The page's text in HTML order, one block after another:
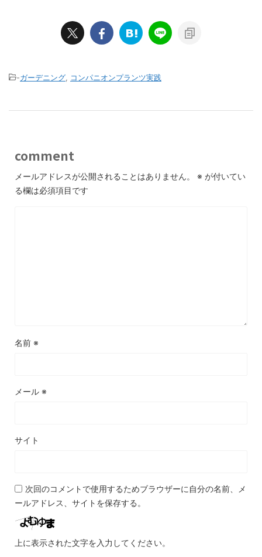
-ガーデニング コンパニオンプランツ実践
comment
メールアドレスが公開されることはありません。 ※ が付いてい
る欄は必須項目です
名前 ※
メール ※
サイト
次回のコメントで使用するためブラウザーに自分の名前、メ
ールアドレス、サイトを保存する。
上に表示された文字を入力してください。